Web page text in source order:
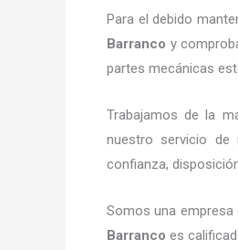
Para el debido
Barranco y
partes mecánicas
Trabajamos de la
nuestro servicio de
confianza,
Somos una empresa
Barranco es